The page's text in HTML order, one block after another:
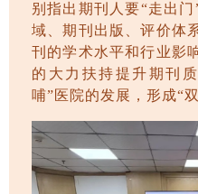
别指出期刊人要“走出
域、期刊出版、评价体
刊的学术水平和行业影
的大力扶持提升期刊
哺”医院的发展，形成“